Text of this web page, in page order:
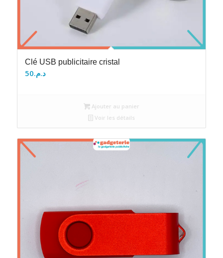
Clé USB publicitaire cristal
د.م.50
Ajouter au panier
Voir les détails